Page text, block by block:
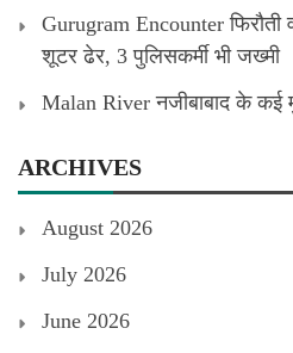
Gurugram Encounter
शूटर ढेर, 3 पुलिसकर्मी भी जख्मी
Malan River नजीबाबाद के कई
ARCHIVES
August 2026
July 2026
June 2026